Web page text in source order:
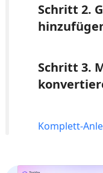
Schritt 2.
Schritt 3.
Komplett-